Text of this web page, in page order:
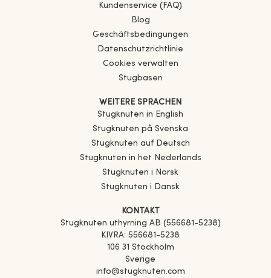
Kundenservice (FAQ)
Blog
Geschäftsbedingungen
Datenschutzrichtlinie
Cookies verwalten
Stugbasen
WEITERE SPRACHEN
Stugknuten in English
Stugknuten på Svenska
Stugknuten auf Deutsch
Stugknuten in het Nederlands
Stugknuten i Norsk
Stugknuten i Dansk
KONTAKT
Stugknuten uthyrning AB (556681-5238)
KIVRA: 556681-5238
106 31 Stockholm
Sverige
info@stugknuten.com